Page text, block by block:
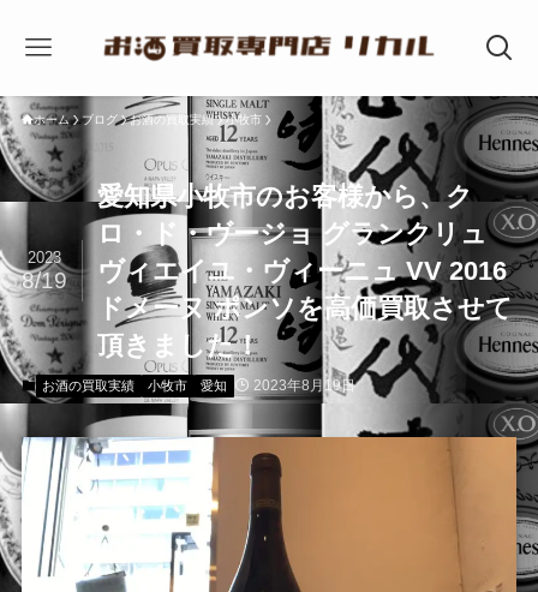
ホーム ブログ お酒の買取実績 小牧市
愛知県小牧市のお客様から、ク
ロ・ド・ヴージョ グランクリュ
ヴィエイユ・ヴィーニュ VV 2016
ドメーヌ ポンソを高価買取させて
頂きました！
2023
8/19
お酒の買取実績 小牧市 愛知 2023年8月19日